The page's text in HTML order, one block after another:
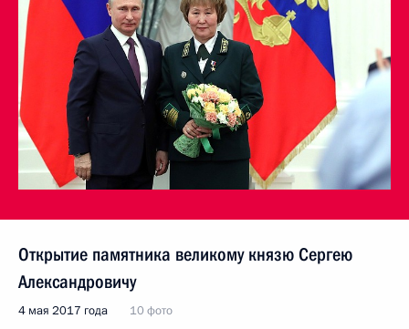
Открытие памятника великому князю Сергею
Александровичу
4 мая 2017 года 10 фото